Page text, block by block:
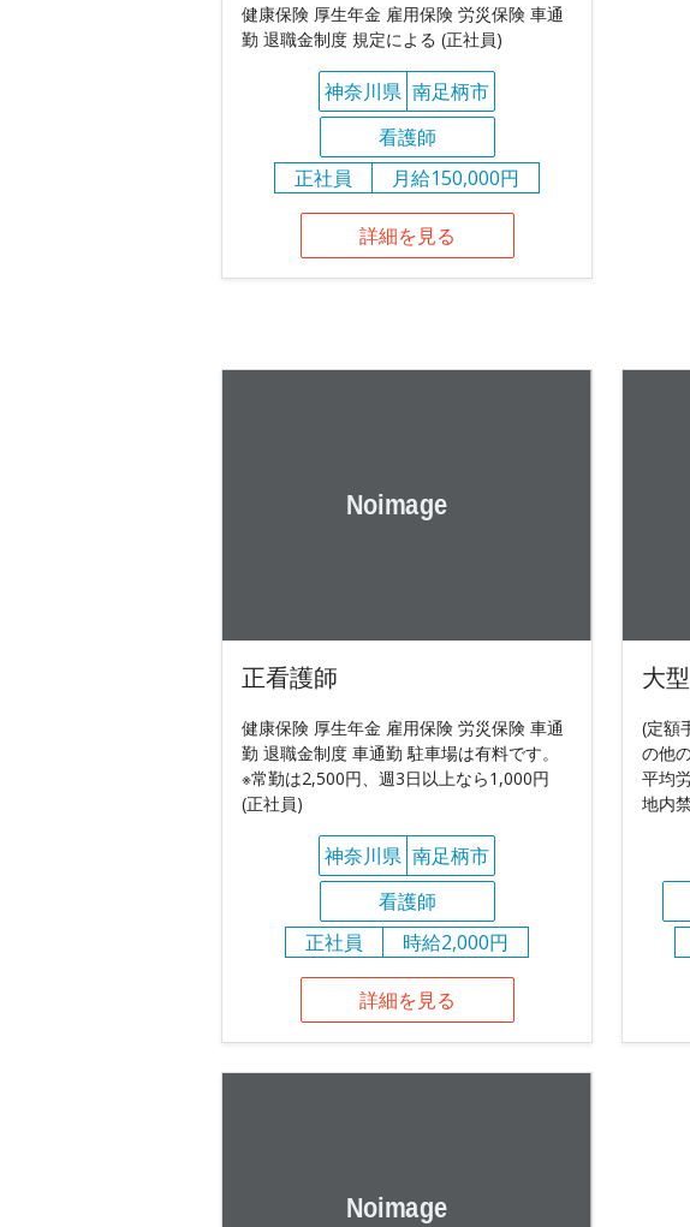
健康保険 厚生年金 雇用保険 労災保険 車通
勤 退職金制度 規定による (正社員)
神奈川県 南足柄市
看護師
正社員
月給150,000円
詳細を見る
正看護師
健康保険 厚生年金 雇用保険 労災保険 車通
勤 退職金制度 車通勤 駐車場は有料です。
※常勤は2,500円、週3日以上なら1,000円
(正社員)
神奈川県 南足柄市
看護師
正社員
時給2,000円
詳細を見る
大
(定額
の他
平均
地内